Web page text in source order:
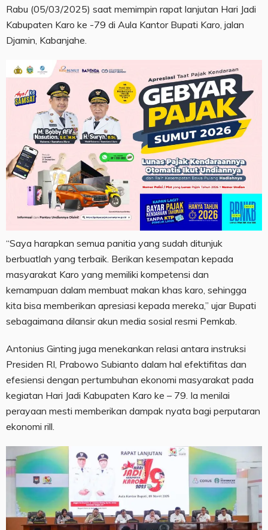
Rabu (05/03/2025) saat memimpin rapat lanjutan Hari Jadi
Kabupaten Karo ke -79 di Aula Kantor Bupati Karo, jalan
Djamin, Kabanjahe.
“Saya harapkan semua panitia yang sudah ditunjuk
berbuatlah yang terbaik. Berikan kesempatan kepada
masyarakat Karo yang memiliki kompetensi dan
kemampuan dalam membuat makan khas karo, sehingga
kita bisa memberikan apresiasi kepada mereka,” ujar Bupati
sebagaimana dilansir akun media sosial resmi Pemkab.
Antonius Ginting juga menekankan relasi antara instruksi
Presiden RI, Prabowo Subianto dalam hal efektifitas dan
efesiensi dengan pertumbuhan ekonomi masyarakat pada
kegiatan Hari Jadi Kabupaten Karo ke – 79. Ia menilai
perayaan mesti memberikan dampak nyata bagi perputaran
ekonomi rill.